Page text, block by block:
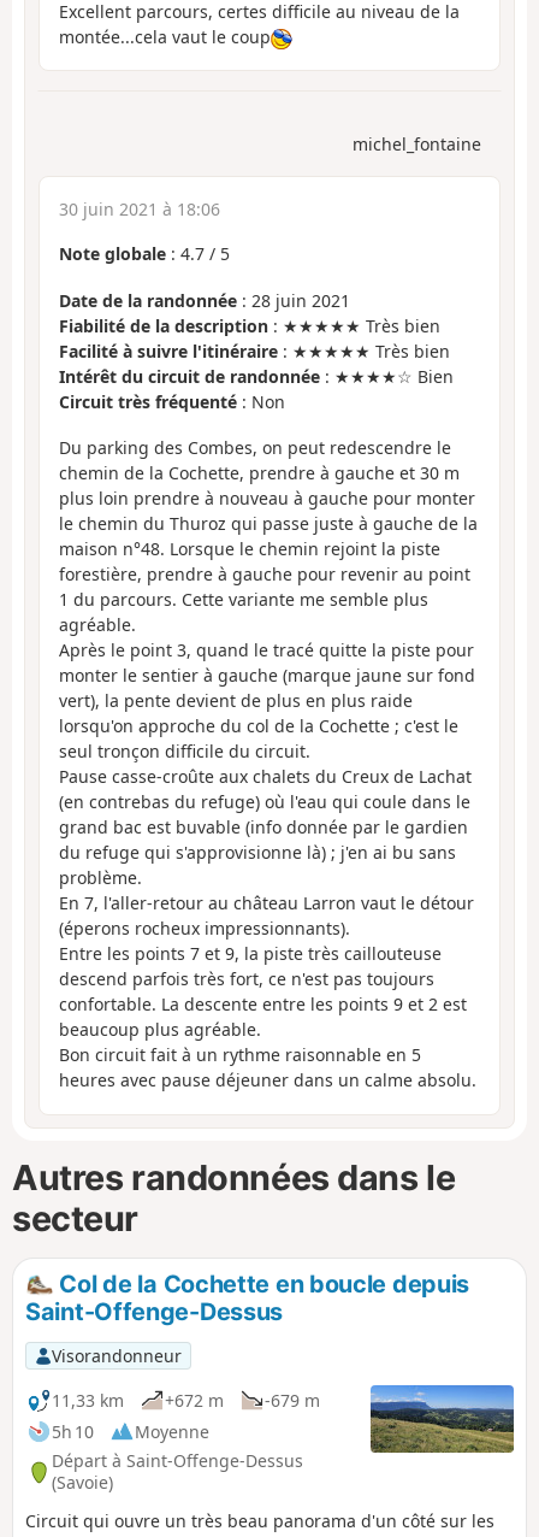
Excellent parcours, certes difficile au niveau de la
montée...cela vaut le coup
michel_fontaine
30 juin 2021 à 18:06
Note globale : 4.7 / 5
Date de la randonnée : 28 juin 2021
Fiabilité de la description : ★★★★★ Très bien
Facilité à suivre l'itinéraire : ★★★★★ Très bien
Intérêt du circuit de randonnée : ★★★★☆ Bien
Circuit très fréquenté : Non
Du parking des Combes, on peut redescendre le
chemin de la Cochette, prendre à gauche et 30 m
plus loin prendre à nouveau à gauche pour monter
le chemin du Thuroz qui passe juste à gauche de la
maison n°48. Lorsque le chemin rejoint la piste
forestière, prendre à gauche pour revenir au point
1 du parcours. Cette variante me semble plus
agréable.
Après le point 3, quand le tracé quitte la piste pour
monter le sentier à gauche (marque jaune sur fond
vert), la pente devient de plus en plus raide
lorsqu'on approche du col de la Cochette ; c'est le
seul tronçon difficile du circuit.
Pause casse-croûte aux chalets du Creux de Lachat
(en contrebas du refuge) où l'eau qui coule dans le
grand bac est buvable (info donnée par le gardien
du refuge qui s'approvisionne là) ; j'en ai bu sans
problème.
En 7, l'aller-retour au château Larron vaut le détour
(éperons rocheux impressionnants).
Entre les points 7 et 9, la piste très caillouteuse
descend parfois très fort, ce n'est pas toujours
confortable. La descente entre les points 9 et 2 est
beaucoup plus agréable.
Bon circuit fait à un rythme raisonnable en 5
heures avec pause déjeuner dans un calme absolu.
Autres randonnées dans le
secteur
Col de la Cochette en boucle depuis
Saint-Offenge-Dessus
Visorandonneur
11,33 km
+672 m
-679 m
5h 10
Moyenne
Départ à Saint-Offenge-Dessus
(Savoie)
Circuit qui ouvre un très beau panorama d'un côté sur les